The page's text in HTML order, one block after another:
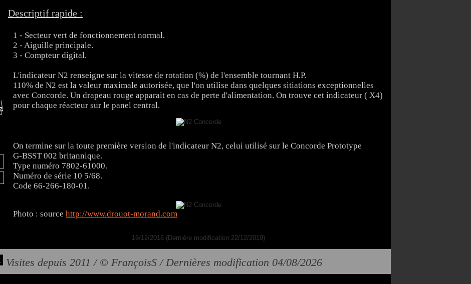
Descriptif rapide :
1 - Secteur vert de fonctionnement normal.
2 - Aiguille principale.
3 - Compteur digital.
L'indicateur N2 renseigne sur la vitesse de rotation (%) de l'ensemble tournant H.P.
110% de N2 est la valeur maximale autorisée, que l'on utilise dans quelques sitiations exceptionnelles
avec Concorde. Un drapeau rouge apparait en cas de perte d'alimentation. On trouve cet indicateur ( X4)
pour chaque réacteur sur le panel central.
On termine sur la toute première version de l'indicateur N2, celui utilisé sur le Concorde Prototype
G-BSST 002 britannique.
Type numéro 7802-61000.
Numéro de série 10 5/68.
Code 66-266-180-01.
Photo : source http://www.drouot-morand.com
16/12/2016 (Dernière modification 22/12/2019)
Visites depuis 2011 / © FrançoisS / Dernières modification 04/08/2026